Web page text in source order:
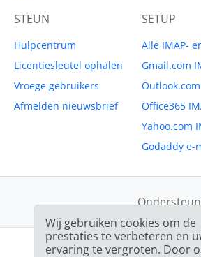
STEUN
Hulpcentrum
Licentiesleutel ophalen
Vroege gebruikers
Afmelden nieuwsbrief
SETUP
Alle IMAP-
Gmail.com
Office365
Yahoo.com
Godaddy e-
Wij gebruiken cookies om de
prestaties te verbeteren en
ervaring te vergroten. Door